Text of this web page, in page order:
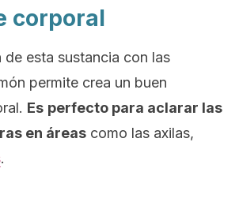
corporal
de esta sustancia con las
permite crea un buen
Es perfecto para aclarar las
en áreas como las axilas,
.